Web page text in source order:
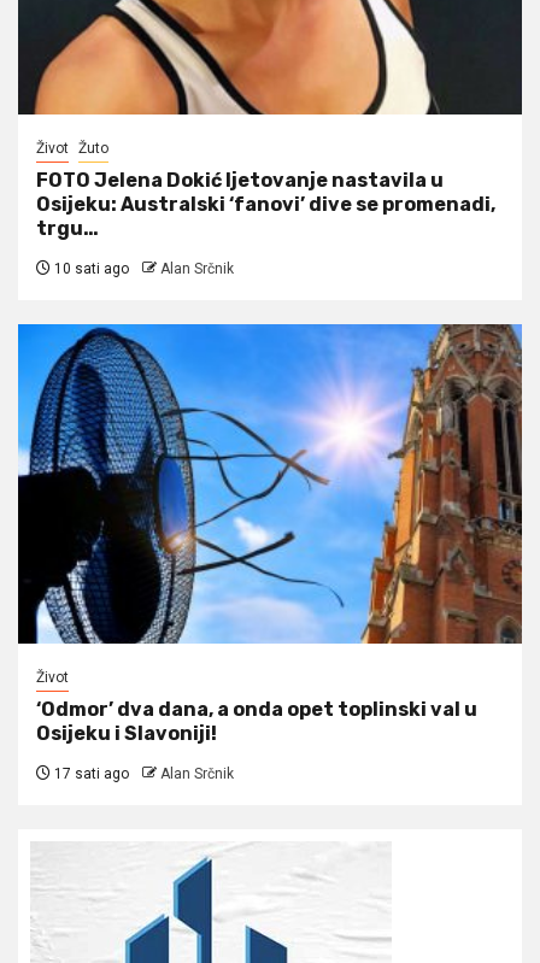
Život Žuto
FOTO Jelena Dokić ljetovanje nastavila u
Osijeku: Australski ‘fanovi’ dive se promenadi,
trgu…
10 sati ago Alan Srčnik
Život
‘Odmor’ dva dana, a onda opet toplinski val u
Osijeku i Slavoniji!
17 sati ago Alan Srčnik